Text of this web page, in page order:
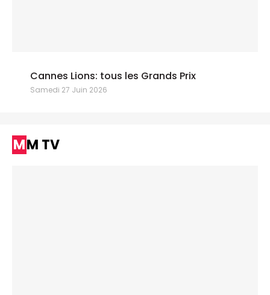
Cannes Lions: tous les Grands Prix
Samedi 27 Juin 2026
MM TV